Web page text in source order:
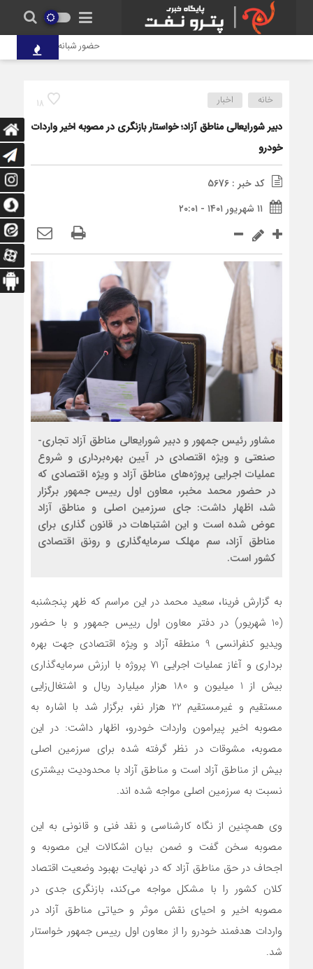
حضور شبانه‌روزی کارکنان
18 خانه اخبار
دبیر شورایعالی مناطق آزاد؛ خواستار بازنگری در مصوبه اخیر واردات
خودرو
کد خبر : 5676
۱۱ شهریور ۱۴۰۱ - ۲۰:۰۱
مشاور رئیس جمهور و دبیر شورایعالی مناطق آزاد تجاری-
صنعتی و ویژه اقتصادی در آیین بهره‌برداری و شروع
عملیات اجرایی پروژه‌های مناطق آزاد و ویژه اقتصادی که
در حضور محمد مخبر، معاون اول رییس جمهور برگزار
شد، اظهار داشت: جای سرزمین اصلی و مناطق آزاد
عوض شده است و این اشتباهات در قانون گذاری برای
مناطق آزاد، سم مهلک سرمایه‌گذاری و رونق اقتصادی
کشور است.
به گزارش فرينا، سعید محمد در این مراسم که ظهر پنجشنبه
(10 شهریور) در دفتر معاون اول رییس جمهور و با حضور
ویدیو کنفرانسی 9 منطقه آزاد و ویژه اقتصادی جهت بهره
برداری و آغاز عملیات اجرایی 71 پروژه با ارزش سرمایه‌گذاری
بیش از 1 میلیون و 180 هزار میلیارد ریال و اشتغال‌زایی
مستقیم و غیرمستقیم 22 هزار نفر، برگزار شد با اشاره به
مصوبه اخیر پیرامون واردات خودرو، اظهار داشت: در این
مصوبه، مشوقات در نظر گرفته شده برای سرزمین اصلی
بیش از مناطق آزاد است و مناطق آزاد با محدودیت بیشتری
نسبت به سرزمین اصلی مواجه شده اند.
وي همچنین از نگاه کارشناسی و نقد فنی و قانونی به این
مصوبه سخن گفت و ضمن بیان اشکالات این مصوبه و
اجحاف در حق مناطق آزاد که در نهایت بهبود وضعیت اقتصاد
کلان کشور را با مشکل مواجه می‌کند، بازنگری جدی در
مصوبه اخیر و احیای نقش موثر و حیاتی مناطق آزاد در
واردات هدفمند خودرو را از معاون اول رییس جمهور خواستار
شد.